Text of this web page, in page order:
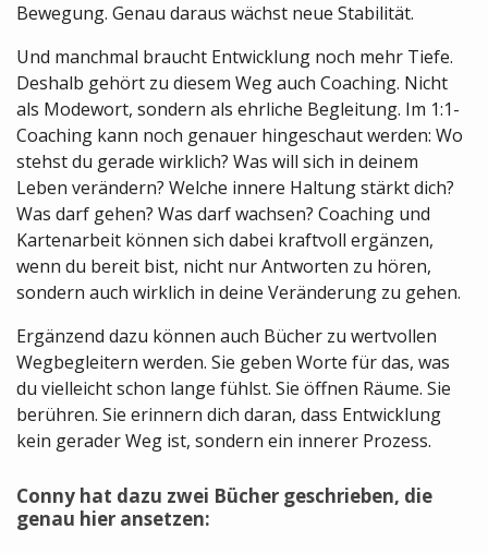
Bewegung. Genau daraus wächst neue Stabilität.
Und manchmal braucht Entwicklung noch mehr Tiefe.
Deshalb gehört zu diesem Weg auch Coaching. Nicht
als Modewort, sondern als ehrliche Begleitung. Im 1:1-
Coaching kann noch genauer hingeschaut werden: Wo
stehst du gerade wirklich? Was will sich in deinem
Leben verändern? Welche innere Haltung stärkt dich?
Was darf gehen? Was darf wachsen? Coaching und
Kartenarbeit können sich dabei kraftvoll ergänzen,
wenn du bereit bist, nicht nur Antworten zu hören,
sondern auch wirklich in deine Veränderung zu gehen.
Ergänzend dazu können auch Bücher zu wertvollen
Wegbegleitern werden. Sie geben Worte für das, was
du vielleicht schon lange fühlst. Sie öffnen Räume. Sie
berühren. Sie erinnern dich daran, dass Entwicklung
kein gerader Weg ist, sondern ein innerer Prozess.
Conny hat dazu zwei Bücher geschrieben, die
genau hier ansetzen: